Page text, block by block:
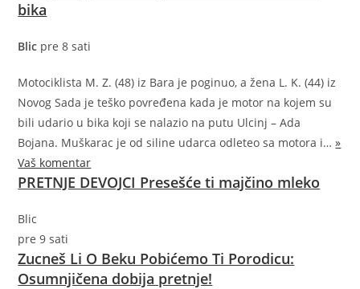
bika
Blic pre 8 sati
Motociklista M. Z. (48) iz Bara je poginuo, a žena L. K. (44) iz
Novog Sada je teško povređena kada je motor na kojem su
bili udario u bika koji se nalazio na putu Ulcinj – Ada
Bojana. Muškarac je od siline udarca odleteo sa motora i…»
Vaš komentar
PRETNJE DEVOJCI Presešće ti majčino mleko
Blic
pre 9 sati
Zucneš Li O Beku Pobićemo Ti Porodicu:
Osumnjičena dobija pretnje!